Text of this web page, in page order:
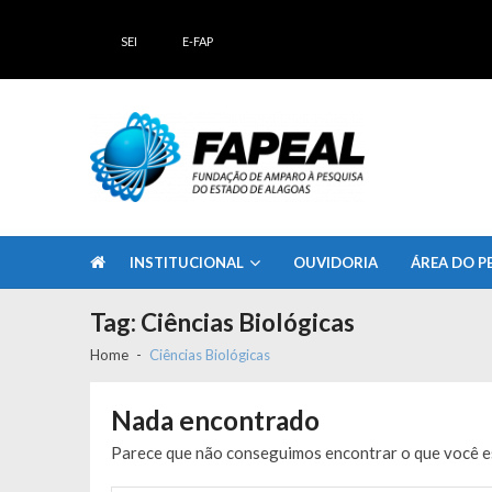
SEI E-FAP
INSTITUCIONAL OUVIDORIA ÁREA DO
Tag: Ciências Biológicas
Home Ciências Biológicas
Nada encontrado
Parece que não conseguimos encontrar o que você